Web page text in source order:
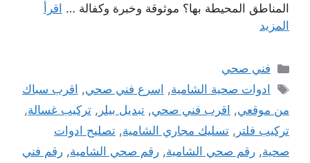
المناطق المحيطة بها؟ موثوقة وخبرة وكفالة … اقرأ
المزيد
التصنيفات
فني صحي
الوسوم
ادوات صحية الشامية, اسرع فني صحي, اقرب سباك
من موقعي, اقرب فني صحي, تبديل بيلر , تركيب غسالة,
تركيب فلتر , تسليك مجاري الشامية, تصليح ادوات
صحية, رقم صحي الشامية, رقم صحي الشامية, رقم فني